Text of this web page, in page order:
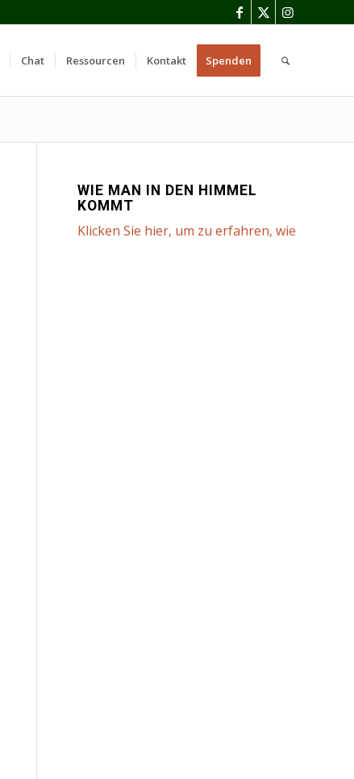
Chat Ressourcen Kontakt Spenden
WIE MAN IN DEN HIMMEL
KOMMT
Klicken Sie hier, um zu erfahren, wie